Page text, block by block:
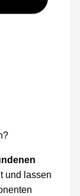
und lassen